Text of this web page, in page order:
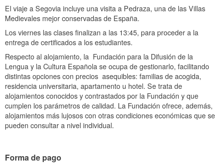
El viaje a Segovia incluye una visita a Pedraza, una de las Villas
Medievales mejor conservadas de España.
Los viernes las clases finalizan a las 13:45, para proceder a la
entrega de certificados a los estudiantes.
Respecto al alojamiento, la Fundación para la Difusión de la
Lengua y la Cultura Española se ocupa de gestionarlo, facilitando
distintas opciones con precios asequibles: familias de acogida,
residencia universitaria, apartamento u hotel. Se trata de
alojamientos conocidos y contrastados por la Fundación y que
cumplen los parámetros de calidad. La Fundación ofrece, además,
alojamientos más lujosos con otras condiciones económicas que se
pueden consultar a nivel individual.
Forma de pago